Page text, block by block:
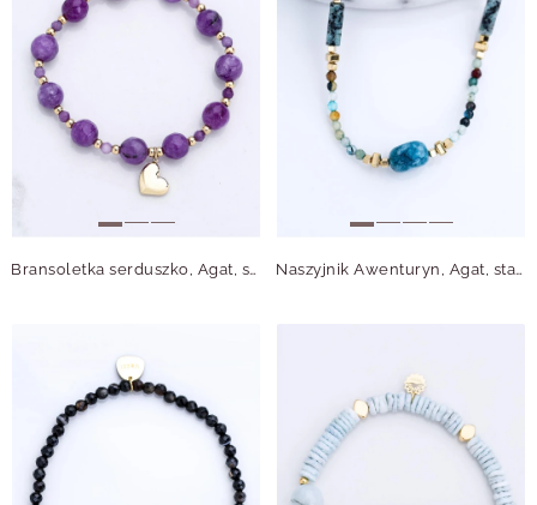
Bransoletka serduszko, Agat, stal pozłacana S115092Z00 Naszyjnik Awenturyn, Agat, stal pozłacana S314996Z00